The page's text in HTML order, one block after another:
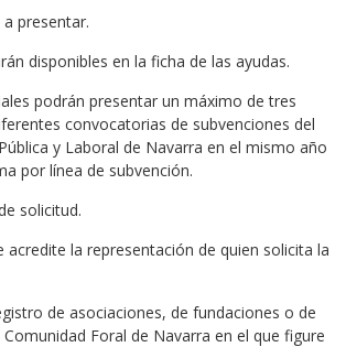
presentar.
disponibles en la ficha de las ayudas.
podrán presentar un máximo de tres
convocatorias de subvenciones del
y Laboral de Navarra en el mismo año
por línea de subvención.
solicitud.
la representación de quien solicita la
de asociaciones, de fundaciones o de
Foral de Navarra en el que figure